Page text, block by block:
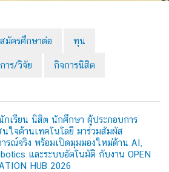
มัครศึกษาต่อ ทุน
าร/วิจัย กิจการนิสิต
เรียน นิสิต นักศึกษา ผู้ประกอบการ
ใจด้านเทคโนโลยี มาร่วมสัมผัส
รณ์จริง พร้อมเปิดมุมมองใหม่ด้าน AI,
และระบบอัตโนมัติ กับงาน OPEN
HUB 2026